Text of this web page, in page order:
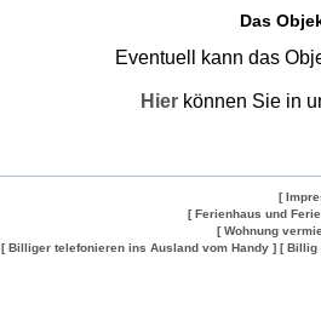
Das
Eventuell kann das
Hierkönnen Sie in
[
[ Ferienhaus und
[ Wohnung
[ Billiger telefonieren ins Ausland vom Handy ] [ Billig